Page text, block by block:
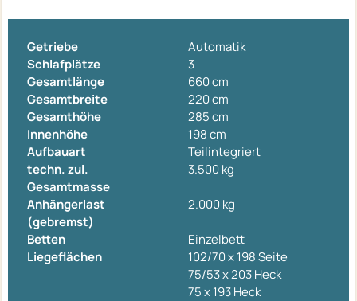
Getriebe
Automatik
Schlafplätze
3
Gesamtlänge
660 cm
Gesamtbreite
220 cm
Gesamthöhe
285 cm
Innenhöhe
198 cm
Aufbauart
Teilintegriert
techn. zul.
Gesamtmasse
3.500 kg
Anhängerlast
(gebremst)
2.000 kg
Betten
Einzelbett
Liegeflächen
102/70 x 198 Seite
75/53 x 203 Heck
75 x 193 Heck